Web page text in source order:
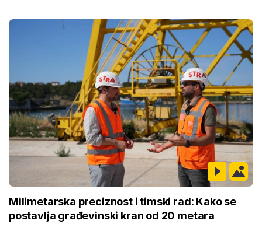
Milimetarska preciznost i timski rad: Kako se
postavlja građevinski kran od 20 metara